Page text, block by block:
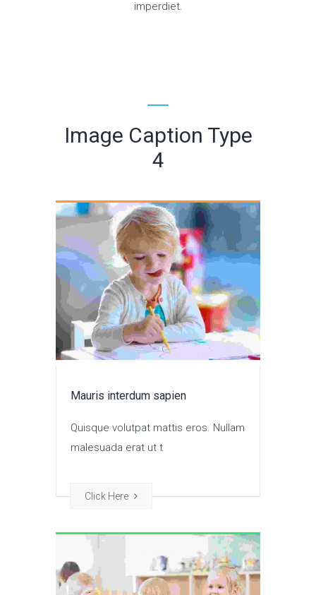
imperdiet.
Image Caption Type
4
Mauris interdum sapien
Quisque volutpat mattis eros. Nullam
malesuada erat ut t
Click Here